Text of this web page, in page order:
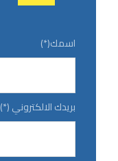
اسمك(*)
بريدك الالكتروني (*)